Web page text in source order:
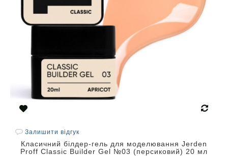
Залишити відгук
Класичний білдер-гель для моделювання Jerden
Proff Classic Builder Gel №03 (персиковий) 20 мл